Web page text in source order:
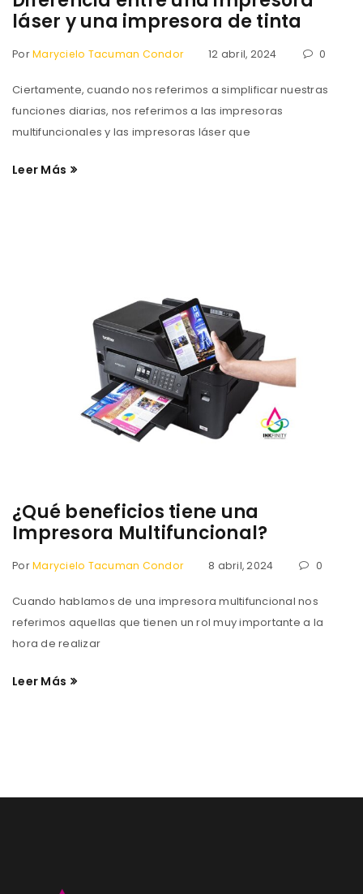
de usuario o correo electrónico*
*
ACCESO
láser y una impresora de tinta
PorMarycielo Tacuman Condor 12 abril, 2024 0
Ciertamente, cuando nos referimos a simplificar nuestras
funciones diarias, nos referimos a las impresoras
multifuncionales y las impresoras láser que
Leer Más
¿Qué beneficios tiene una
Impresora Multifuncional?
PorMarycielo Tacuman Condor 8 abril, 2024 0
Cuando hablamos de una impresora multifuncional nos
referimos aquellas que tienen un rol muy importante a la
hora de realizar
Leer Más